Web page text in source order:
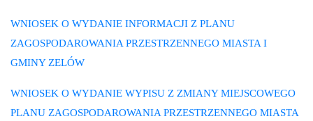
WNIOSEK O WYDANIE INFORMACJI Z PLANU
ZAGOSPODAROWANIA PRZESTRZENNEGO MIASTA I
GMINY ZELÓW
WNIOSEK O WYDANIE WYPISU Z ZMIANY MIEJSCOWEGO
PLANU ZAGOSPODAROWANIA PRZESTRZENNEGO MIASTA